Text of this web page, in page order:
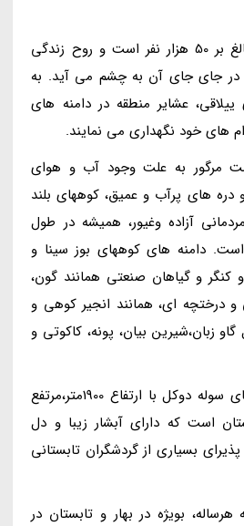
جمعیت این دهستان بالغ بر 50 هزار نفر است و روح زندگی
در جای جای آن به چشم می آید. به
عشایر منطقه در دامنه های
های خود نگهداری می نمایند.
مرگور به علت وجود آب و هوای
دره های پرآب و عمیق، کوههای بلند
آزاده وغیور، همیشه در طول
دامنه های کوههای بوز سینا و
و کنگر و گیاهان صنعتی همانند گون،
درختچه ای، همانند انجیر کوهی و
زبان،شیرین بیان، پونه، کاکوتی و
آبشار سوله دوکل: روستای سوله دوکل با ارتفاع 1900متر،مرتفع
است که دارای آبشار زیبا و دل
بسیاری از گردشگران تابستانی
بویژه در بهار و تابستان در